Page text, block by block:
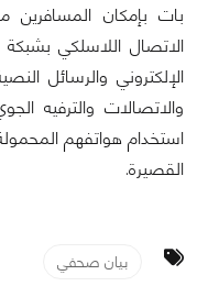
بات بإمكان المسافرين
الاتصال اللاسلكي بشبكة
الإلكتروني والرسائل
استخدام هواتفهم
القصيرة.
بيان صحفي